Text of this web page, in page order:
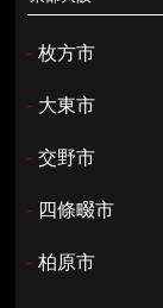
- 枚方市
- 大東市
- 交野市
- 四條畷市
- 柏原市